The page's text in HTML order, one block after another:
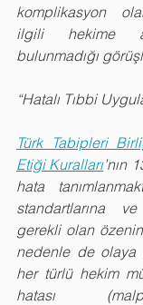
komplikasyon
ilgili hekime
bulunmadığı
“Hatalı Tıbbi
Türk Tabipleri
Etiği Kuralları’nın
hata
standartlarına
gerekli olan
nedenle de olaya
her türlü hekim
hatası